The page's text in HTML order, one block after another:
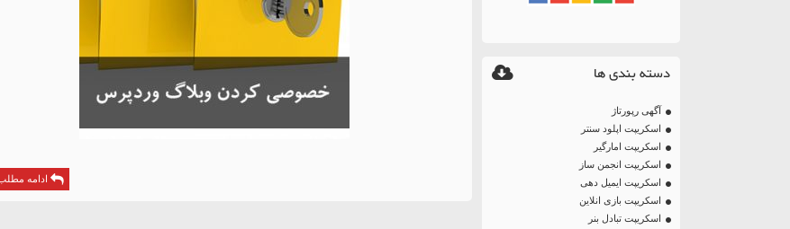
دسته بندی ها
آگهی رپورتاژ
اسکریپت اپلود سنتر
اسکریپت امارگیر
اسکریپت انجمن ساز
اسکریپت ایمیل دهی
اسکریپت بازی انلاین
اسکریپت تبادل بنر
ادامه مطلب